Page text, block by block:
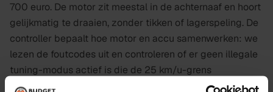
700 euro. De motor zit meestal in de achternaaf en hoort
gelijkmatig te draaien, zonder tikken of lagerspeling. De
controller bepaalt hoe motor en accu samenwerken: we
lezen de foutcodes uit en controleren of er geen illegale
tuning-modus actief is die de 25 km/u-grens
overschrijdt.